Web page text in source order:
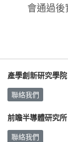
會通過後
產學創新研究學院
聯絡我們
前瞻半導體研究所
聯絡我們